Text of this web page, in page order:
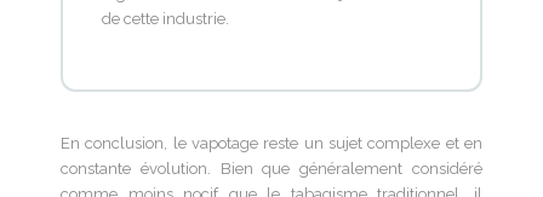
de cette industrie.
En conclusion, le vapotage reste un sujet complexe et en
constante évolution. Bien que généralement considéré